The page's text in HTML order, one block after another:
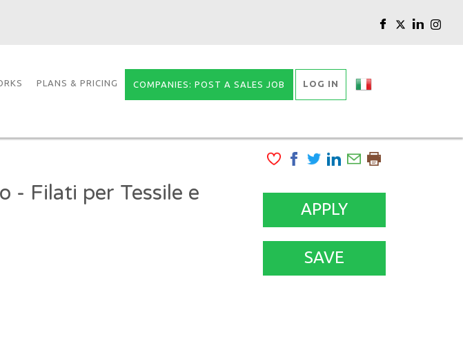
PLANS & PRICING COMPANIES: POST A SALES JOB LOG IN
- Filati per Tessile e
APPLY
SAVE